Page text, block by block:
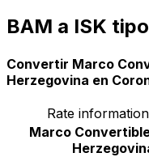
BAM a ISK
Convertir Marco
Herzegovina en
Rate
Marco